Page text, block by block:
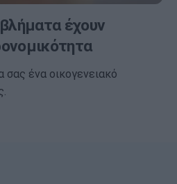
έχουν
σας ένα οικογενειακό